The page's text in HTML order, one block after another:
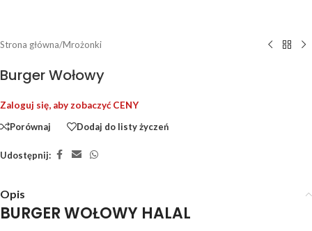
Strona główna/Mrożonki
Burger Wołowy
Zaloguj się, aby zobaczyć CENY
Porównaj
Dodaj do listy życzeń
Udostępnij:
Opis
BURGER WOŁOWY HALAL